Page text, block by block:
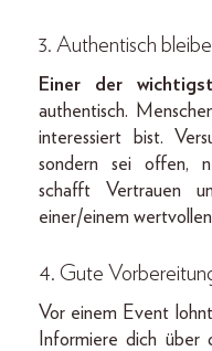
3. Authentisch
Einer der
authentisch.
interessiert bist.
sondern sei offen,
schafft Vertrauen
einer/einem
4. Gute
Vor einem Event
Informiere dich über